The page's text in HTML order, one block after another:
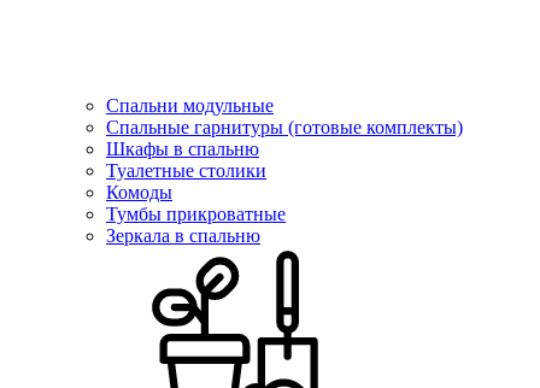
Спальни модульные
Спальные гарнитуры (готовые комплекты)
Шкафы в спальню
Туалетные столики
Комоды
Тумбы прикроватные
Зеркала в спальню